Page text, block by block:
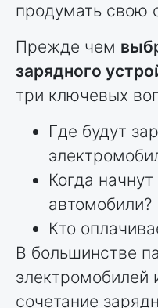
продумать свою
Прежде чем
зарядного
три ключевых
Где будут
Когда
автомобили?
Кто
В большинстве
электромобилей
сочетание